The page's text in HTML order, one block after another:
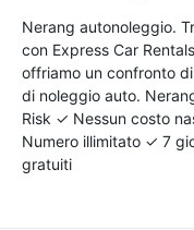
Nerang autonoleggio.
con Express Car
offriamo un confronto
di noleggio auto.
Risk ✓ Nessun costo
Numero illimitato ✓ 7
gratuiti